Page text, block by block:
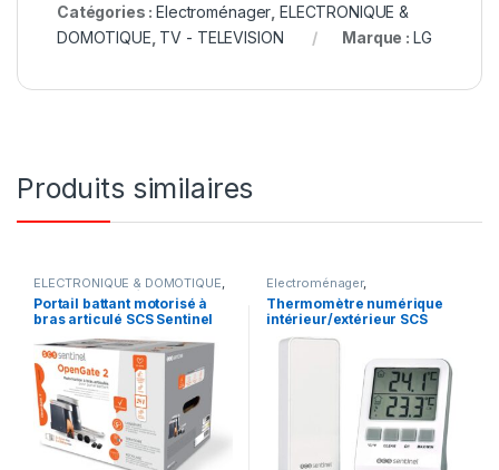
Catégories :Electroménager ELECTRONIQUE &
DOMOTIQUE TV - TELEVISION Marque : LG
Produits similaires
ELECTRONIQUE & DOMOTIQUE,
Portails motorisés
Portail battant motorisé à
bras articulé SCS Sentinel
Electroménager,
ELECTRONIQUE & DOMOTIQUE
Thermomètre numérique
intérieur/extérieur SCS
SENTINEL HCN0062
433 MHz, blanc